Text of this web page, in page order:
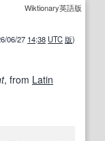
Wiktionary英語版
06/27 14:38 UTC 版)
, from Latin